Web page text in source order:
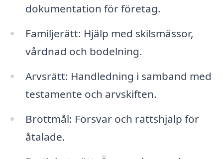
dokumentation för företag.
Familjerätt: Hjälp med skilsmässor,
vårdnad och bodelning.
Arvsrätt: Handledning i samband med
testamente och arvskiften.
Brottmål: Försvar och rättshjälp för
åtalade.